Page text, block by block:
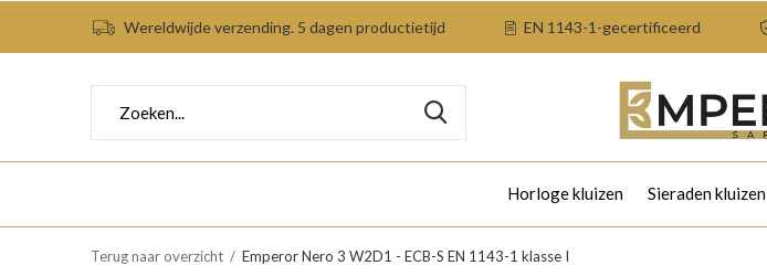
Horloge kluizen Sieraden kluizen
Wereldwijde verzending. 5 dagen productietijd EN 1143-1-gecertificeerd
Terug naar overzicht Emperor Nero 3 W2D1 - ECB-S EN 1143-1 klasse I